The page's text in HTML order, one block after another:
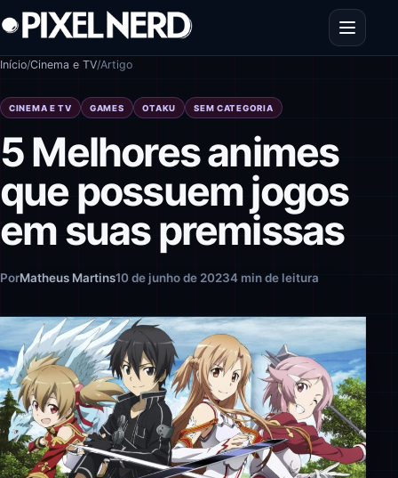
Pular para o conteúdo
Abrir
Início/Cinema e TV/Artigo
CINEMA E TV GAMES OTAKU SEM CATEGORIA
5 Melhores animes
que possuem jogos
em suas premissas
PorMatheus Martins10 de junho de 20234 min de leitura